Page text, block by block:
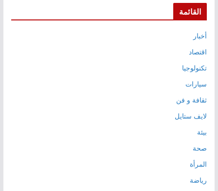
القائمة
أخبار
اقتصاد
تكنولوجيا
سيارات
ثقافة و فن
لايف ستايل
بيئة
صحة
المرأة
رياضة